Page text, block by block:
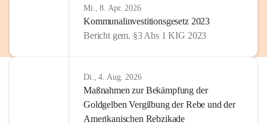
Mi., 8. Apr. 2026
Kommunalinvestitionsgesetz 2023
Bericht gem. §3 Abs 1 KIG 2023
Di., 4. Aug. 2026
Maßnahmen zur Bekämpfung der
Goldgelben Vergilbung der Rebe und der
Amerikanischen Rebzikade